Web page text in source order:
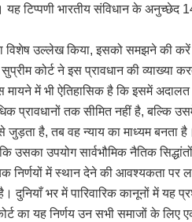
यह टिप्पणी भारतीय संविधान के
विशेष उल्लेख किया, इसको समझने की
कोर्ट ने इस प्रावधान की व्याख्या
मायने में भी ऐतिहासिक है कि इसमें
प्रावधानों तक सीमित नहीं है, बल्कि
है, तब वह न्याय का माध्यम
उसका उपयोग सार्वभौमिक नैतिक
निर्णयों में स्थान देने की आवश्यकता पर
भर में पारिवारिक कानूनों में यह
का यह निर्णय उन सभी समाजों के लिए